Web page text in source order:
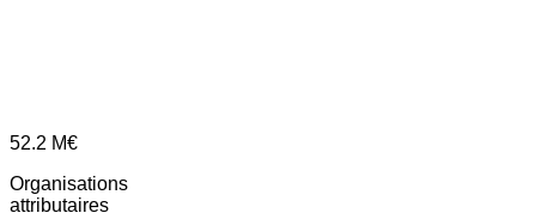
52.2 M€
Organisations
attributaires